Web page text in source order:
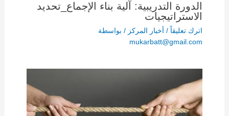
الدورة التدريبية: آلية بناء الإجماع_تحديد
الاستراتيجيات
اترك تعليقاً / أخبار المركز / بواسطة
mukarbatt@gmail.com